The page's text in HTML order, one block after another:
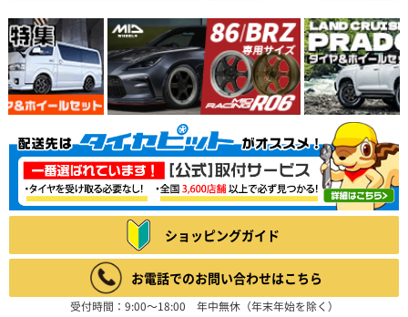
ショッピングガイド
お電話でのお問い合わせはこちら
受付時間：9:00～18:00 年中無休（年末年始を除く）